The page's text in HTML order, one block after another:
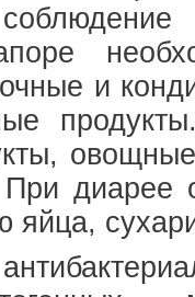
и
При диарее
яйца,